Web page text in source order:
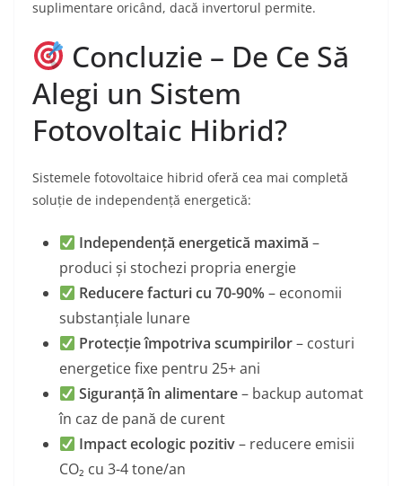
suplimentare oricând, dacă invertorul permite.
Concluzie – De Ce Să
Alegi un Sistem
Fotovoltaic Hibrid?
Sistemele fotovoltaice hibrid oferă cea mai completă
soluție de independență energetică:
Independență energetică maximă –
produci și stochezi propria energie
Reducere facturi cu 70-90%– economii
substanțiale lunare
Protecție împotriva scumpirilor– costuri
energetice fixe pentru 25+ ani
Siguranță în alimentare– backup automat
în caz de pană de curent
Impact ecologic pozitiv– reducere emisii
CO₂ cu 3-4 tone/an